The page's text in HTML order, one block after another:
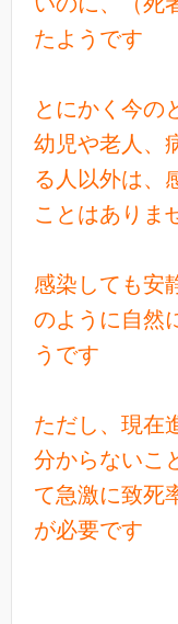
たようです
とにかく今の
幼児や老人、
る人以外は、
ことはありま
感染しても安
のように自然
うです
ただし、現在
分からないこ
て急激に致死
が必要です